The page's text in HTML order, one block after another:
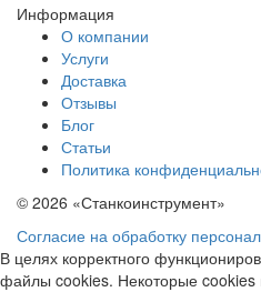
Информация
О компании
Услуги
Доставка
Отзывы
Блог
Статьи
Политика
© 2026 «Станкоинструмент»
Согласие на обработку
В целях корректного
файлы cookies. Некоторые cookies